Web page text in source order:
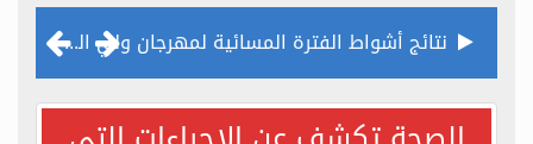
الصحة تكشف عن الإجراءات التي أسهمت في عدم تسجيل حالات كورونا بموسم الحج
إجراء 787 عملية تخصصية في القلب لـ”الحجاج” بمدينة الملك عبدالله الطبية